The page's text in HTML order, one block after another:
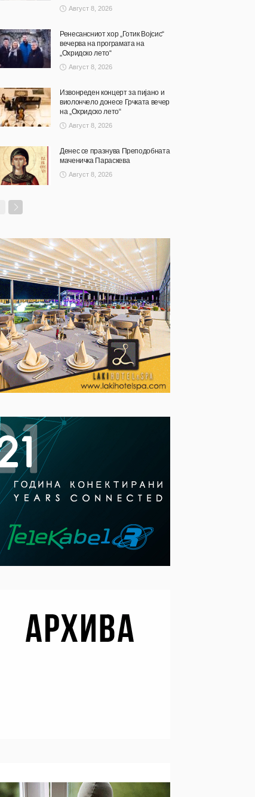
Август 8, 2026
Ренесансниот хор „Готик Војсис“
вечерва на програмата на
„Охридско лето“
Август 8, 2026
Извонреден концерт за пијано и
виолончело донесе Грчката вечер
на „Охридско лето“
Август 8, 2026
Денес се празнува Преподобната
маченичка Параскева
Август 8, 2026